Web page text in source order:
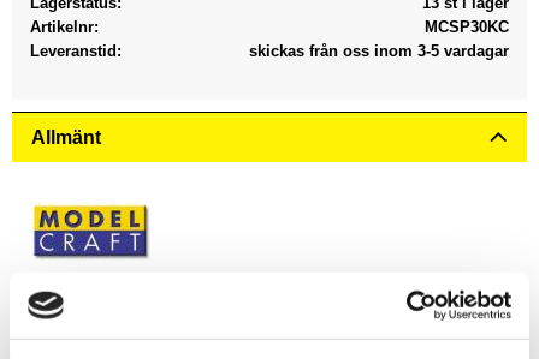
Artikelnr
MCSP30KC
Leveranstid
skickas från oss inom 3-5 vardagar
Allmänt
Spraycraft SP30KC Gravity Feed Airbrush &
Kompressorkit